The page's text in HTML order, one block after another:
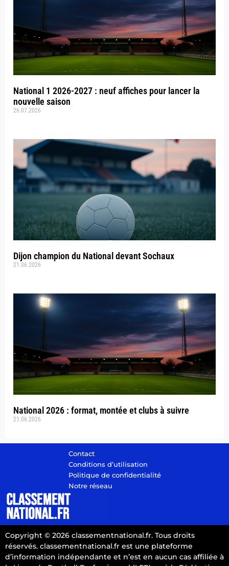
National 1 2026-2027 : neuf affiches pour lancer la
nouvelle saison
26.07.2026
Dijon champion du National devant Sochaux
21.06.2026
National 2026 : format, montée et clubs à suivre
21.06.2026
Contact
Conditions d’utilisation
Politique de confidentialité
Notre réseau
Copyright © 2026 classementnational.fr. Tous droits
réservés. classementnational.fr est une plateforme
d’information indépendante et n’est en aucun cas affiliée à